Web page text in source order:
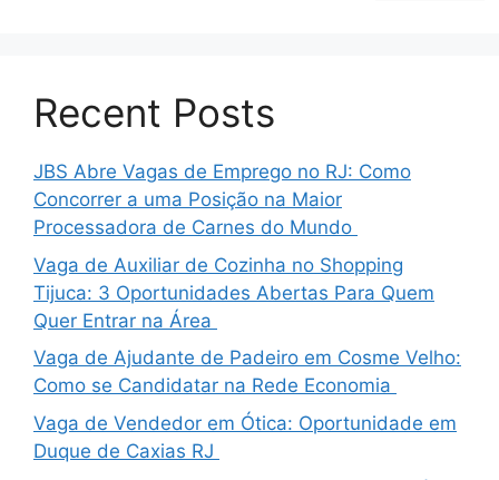
Recent Posts
JBS Abre Vagas de Emprego no RJ: Como
Concorrer a uma Posição na Maior
Processadora de Carnes do Mundo
Vaga de Auxiliar de Cozinha no Shopping
Tijuca: 3 Oportunidades Abertas Para Quem
Quer Entrar na Área
Vaga de Ajudante de Padeiro em Cosme Velho:
Como se Candidatar na Rede Economia
Vaga de Vendedor em Ótica: Oportunidade em
Duque de Caxias RJ